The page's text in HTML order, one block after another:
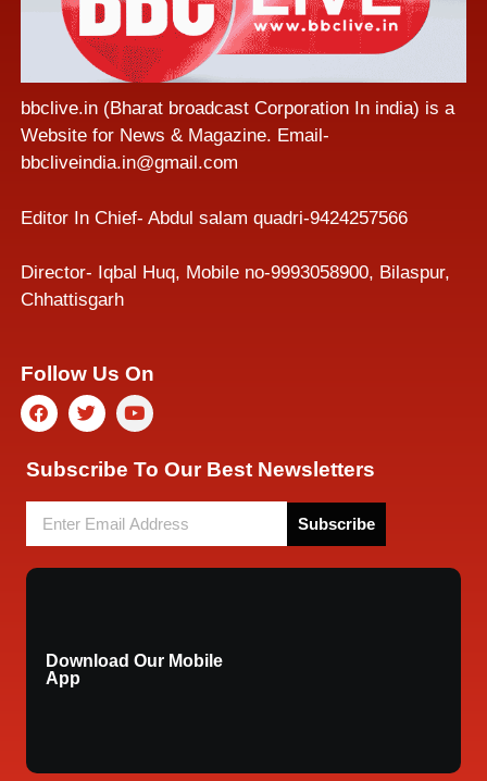
bbclive.in (Bharat broadcast Corporation In india) is a
Website for News & Magazine. Email-
bbcliveindia.in@gmail.com
Editor In Chief- Abdul salam quadri-9424257566
Director- Iqbal Huq, Mobile no-9993058900, Bilaspur,
Chhattisgarh
Follow Us On
Subscribe To Our Best Newsletters
Subscribe